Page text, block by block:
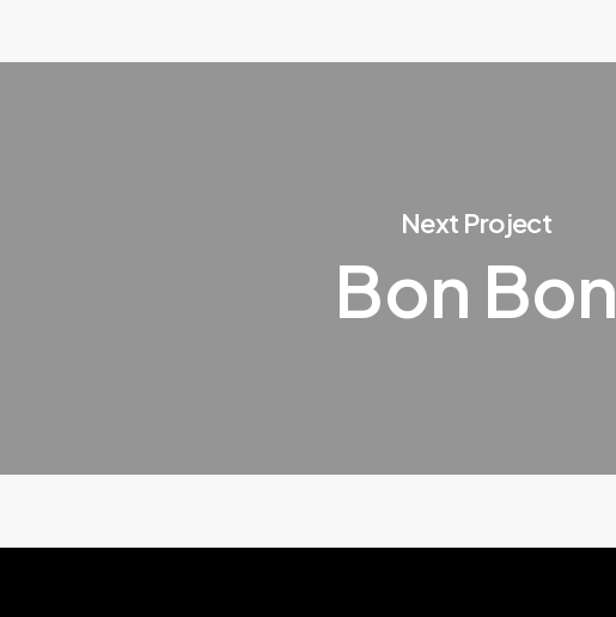
Next Project
Bon Bon